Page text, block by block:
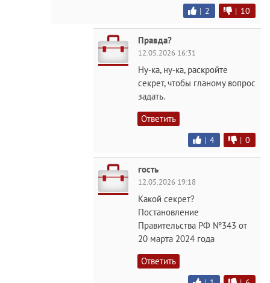
| 2 | 10
Правда?
12.05.2026 16:31
Ну-ка, ну-ка, раскройте
секрет, чтобы гланому вопрос
задать.
Ответить
| 4 | 0
гость
12.05.2026 19:18
Какой секрет?
Постановление
Правительства РФ №343 от
20 марта 2024 года
Ответить